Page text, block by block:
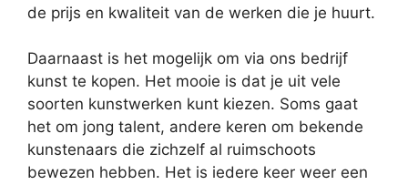
de prijs en kwaliteit van de werken die je huurt.
Daarnaast is het mogelijk om via ons bedrijf
kunst te kopen. Het mooie is dat je uit vele
soorten kunstwerken kunt kiezen. Soms gaat
het om jong talent, andere keren om bekende
kunstenaars die zichzelf al ruimschoots
bewezen hebben. Het is iedere keer weer een